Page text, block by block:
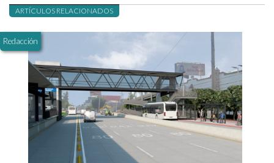
ARTÍCULOS RELACIONADOS
Redacción